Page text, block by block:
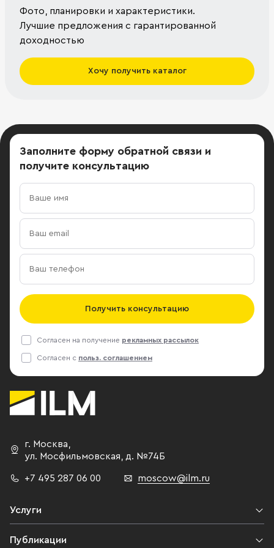
Фото, планировки и характеристики.
Лучшие предложения с гарантированной
доходностью
Хочу получить каталог
Заполните форму обратной связи и
получите консультацию
Получить консультацию
Согласен на получение рекламных рассылок
Согласен с польз. соглашением
г. Москва,
ул. Мосфильмовская, д. №74Б
+7 495 287 06 00 moscow@ilm.ru
Услуги
Публикации